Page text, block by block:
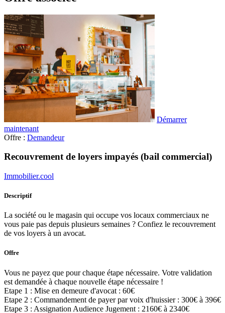
Démarrer
maintenant
Offre : Demandeur
Recouvrement de loyers impayés (bail commercial)
Immobilier.cool
Descriptif
La société ou le magasin qui occupe vos locaux commerciaux ne
vous paie pas depuis plusieurs semaines ? Confiez le recouvrement
de vos loyers à un avocat.
Offre
Vous ne payez que pour chaque étape nécessaire. Votre validation
est demandée à chaque nouvelle étape nécessaire !
Etape 1 : Mise en demeure d'avocat : 60€
Etape 2 : Commandement de payer par voix d'huissier : 300€ à 396€
Etape 3 : Assignation Audience Jugement : 2160€ à 2340€